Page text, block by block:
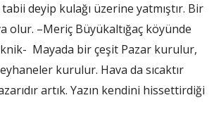
deyip kulağı üzerine yatmıştır. Bir
olur. –Meriç Büyükaltığaç köyünde
Mayada bir çeşit Pazar kurulur,
kurulur. Hava da sıcaktır
artık. Yazın kendini hissettirdiği